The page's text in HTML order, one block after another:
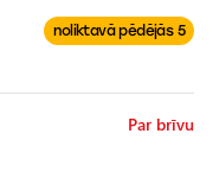
noliktavā pēdējās 5
Par brīvu